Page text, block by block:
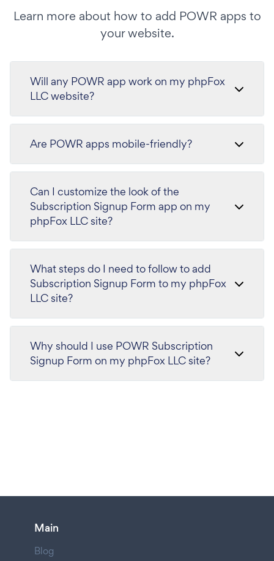
Learn more about how to add POWR apps to
your website.
Will any POWR app work on my phpFox
LLC website?
Are POWR apps mobile-friendly?
Can I customize the look of the
Subscription Signup Form app on my
phpFox LLC site?
What steps do I need to follow to add
Subscription Signup Form to my phpFox
LLC site?
Why should I use POWR Subscription
Signup Form on my phpFox LLC site?
Main
Blog